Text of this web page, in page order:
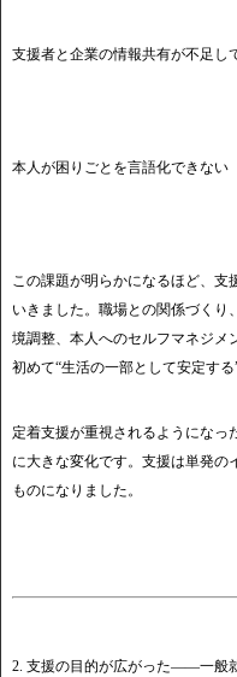
支援者と企業の情報共有が不足し
本人が困りごとを言語化できない
この課題が明らかになるほど、支
いきました。職場との関係づくり
境調整、本人へのセルフマネジメ
初めて“生活の一部として安定する
定着支援が重視されるようになっ
に大きな変化です。支援は単発の
ものになりました。
2. 支援の目的が広がった――一般